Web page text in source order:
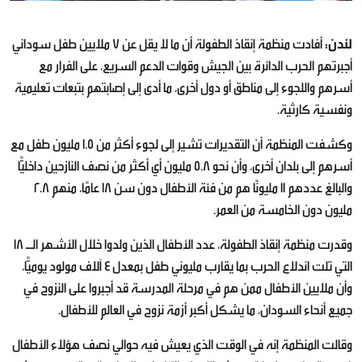
لندن:
أفادت منظمة إنقاذ الطفولة أن ما لا يقل عن 7 ملايين طفل سوداني
أجبرتهم الحرب الدائرة بين الجيش وقوات الدعم السريع، على الفرار مع
أسرهم واللجوء إلى مناطق أو دول أخرى، ما أدى إلى إصابتهم بتبعات تعليمية
ونفسية كارثية.
وكشفت المنظمة أن التقديرات تشير إلى لجوء أكثر من 1.5 مليون طفل مع
أسرهم إلى بلدان أخرى، وأن نحو 5.8 مليون أي أكثر من نصف النازحين داخليًّا
والبالغ عددهم 11 مليونًا هم من فئة الأطفال دون سن 18 عامًا، منهم 2.8
مليون دون الخامسة من العمر.
وقدرت منظمة إنقاذ الطفولة، عدد الأطفال الذين ولدوا خلال الأشهر الـ 18
التي تلت اندلاع الحرب بما يقارب مليوني طفل بمعدل 4 آلاف مولود يوميًّا،
وأن ملايين الأطفال ممن هم في مرحلة المدرسة قد أجبروا على النزوح في
جميع أنحاء السودان، ما يشكل أكبر أزمة نزوح في العالم للأطفال.
وقالت المنظمة إنه في الوقت الذي يعيش فيه حوالي نصف هؤلاء الأطفال